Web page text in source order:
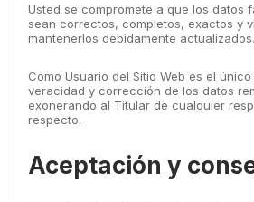
Usted se compromete a que los datos
sean correctos, completos, exactos y
mantenerlos debidamente actualizados.
Como Usuario del Sitio Web es el
veracidad y corrección de los datos
exonerando al Titular de cualquier
respecto.
Aceptación y